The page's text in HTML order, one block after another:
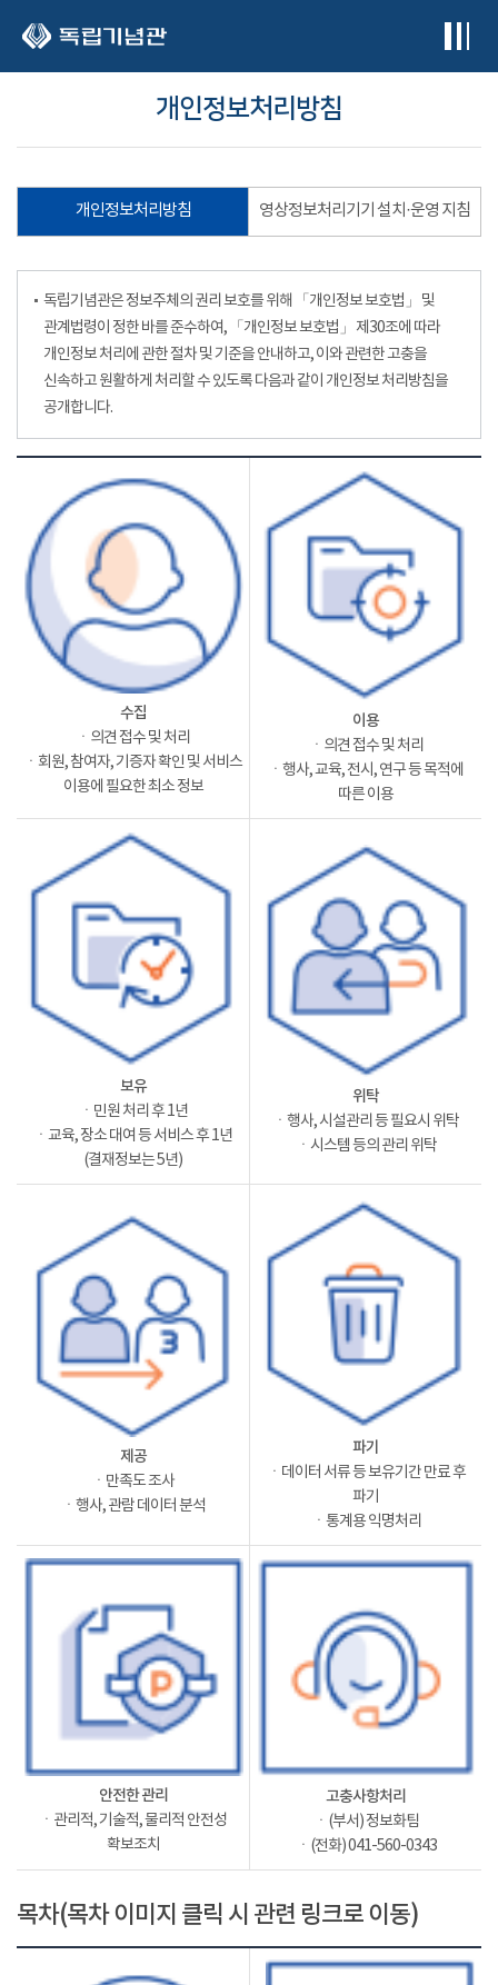
개인정보처리방침
개인정보처리방침 영상정보처리기기 설치·운영 지침
독립기념관은 정보주체의 권리 보호를 위해 「개인정보 보호법」 및
관계법령이 정한 바를 준수하여, 「개인정보 보호법」 제30조에 따라
개인정보 처리에 관한 절차 및 기준을 안내하고, 이와 관련한 고충을
신속하고 원활하게 처리할 수 있도록 다음과 같이 개인정보 처리방침을
공개합니다.
수집
ㆍ의견 접수 및 처리
ㆍ회원, 참여자, 기증자 확인 및 서비스
이용에 필요한 최소 정보
이용
ㆍ의견 접수 및 처리
ㆍ행사, 교육, 전시, 연구 등 목적에
따른 이용
보유
ㆍ민원 처리 후 1년
ㆍ교육, 장소 대여 등 서비스 후 1년
(결재정보는 5년)
위탁
ㆍ행사, 시설관리 등 필요시 위탁
ㆍ시스템 등의 관리 위탁
제공
ㆍ만족도 조사
ㆍ행사, 관람 데이터 분석
파기
ㆍ데이터 서류 등 보유기간 만료 후
파기
ㆍ통계용 익명처리
안전한 관리
ㆍ관리적, 기술적, 물리적 안전성
확보조치
고충사항처리
ㆍ(부서) 정보화팀
ㆍ(전화) 041-560-0343
목차(목차 이미지 클릭 시 관련 링크로 이동)